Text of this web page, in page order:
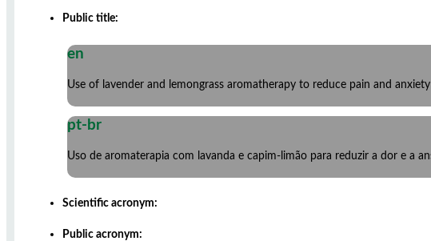
Public title:
en
Use of lavender and lemongrass aromatherapy to reduce pain and
pt-br
Uso de aromaterapia com lavanda e capim-limão para reduzir a dor e a
Scientific acronym:
Public acronym: